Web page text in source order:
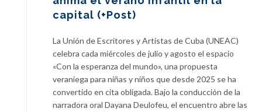
capital (+Post)
La Unión de Escritores y Artistas de Cuba (UNEAC)
celebra cada miércoles de julio y agosto el espacio
«Con la esperanza del mundo», una propuesta
veraniega para niñas y niños que desde 2025 se ha
convertido en cita obligada. Bajo la conducción de la
narradora oral Dayana Deulofeu, el encuentro abre las